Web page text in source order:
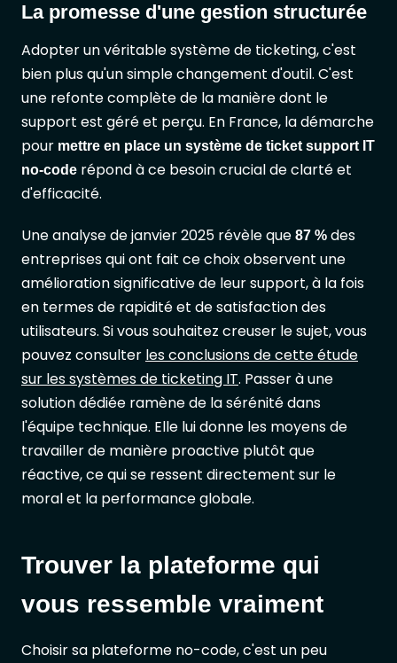
La promesse d'une gestion structurée
Adopter un véritable système de ticketing, c'est
bien plus qu'un simple changement d'outil. C'est
une refonte complète de la manière dont le
support est géré et perçu. En France, la démarche
pour mettre en place un système de ticket support IT
no-code répond à ce besoin crucial de clarté et
d'efficacité.
Une analyse de janvier 2025 révèle que 87 % des
entreprises qui ont fait ce choix observent une
amélioration significative de leur support, à la fois
en termes de rapidité et de satisfaction des
utilisateurs. Si vous souhaitez creuser le sujet, vous
pouvez consulter les conclusions de cette étude
sur les systèmes de ticketing IT. Passer à une
solution dédiée ramène de la sérénité dans
l'équipe technique. Elle lui donne les moyens de
travailler de manière proactive plutôt que
réactive, ce qui se ressent directement sur le
moral et la performance globale.
Trouver la plateforme qui
vous ressemble vraiment
Choisir sa plateforme no-code, c'est un peu